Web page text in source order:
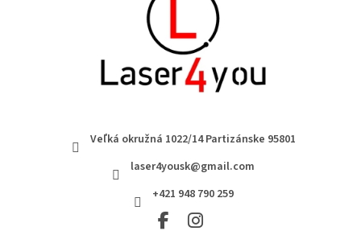
Veľká okružná 1022/14 Partizánske 95801
laser4yousk@gmail.com
+421 948 790 259